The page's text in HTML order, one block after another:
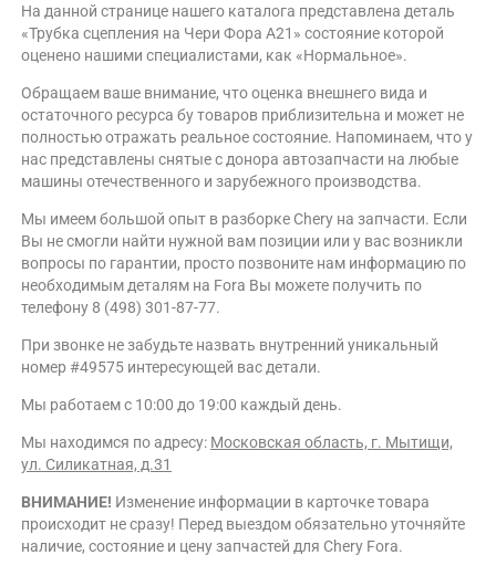
На данной странице нашего каталога представлена деталь
«Трубка сцепления на Чери Фора A21» состояние которой
оценено нашими специалистами, как «Нормальное».
Обращаем ваше внимание, что оценка внешнего вида и
остаточного ресурса бу товаров приблизительна и может не
полностью отражать реальное состояние. Напоминаем, что у
нас представлены снятые с донора автозапчасти на любые
машины отечественного и зарубежного производства.
Мы имеем большой опыт в разборке Chery на запчасти. Если
Вы не смогли найти нужной вам позиции или у вас возникли
вопросы по гарантии, просто позвоните нам информацию по
необходимым деталям на Fora Вы можете получить по
телефону 8 (498) 301-87-77.
При звонке не забудьте назвать внутренний уникальный
номер #49575 интересующей вас детали.
Мы работаем с 10:00 до 19:00 каждый день.
Мы находимся по адресу: Московская область, г. Мытищи,
ул. Силикатная, д.31
ВНИМАНИЕ! Изменение информации в карточке товара
происходит не сразу! Перед выездом обязательно уточняйте
наличие, состояние и цену запчастей для Chery Fora.